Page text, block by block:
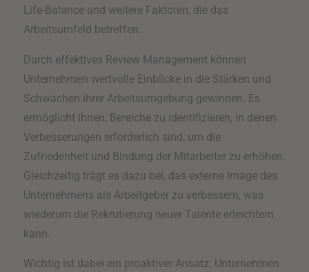
Life-Balance und weitere Faktoren, die das
Arbeitsumfeld betreffen.
Durch effektives Review Management können
Unternehmen wertvolle Einblicke in die Stärken und
Schwächen ihrer Arbeitsumgebung gewinnen. Es
ermöglicht ihnen, Bereiche zu identifizieren, in denen
Verbesserungen erforderlich sind, um die
Zufriedenheit und Bindung der Mitarbeiter zu erhöhen.
Gleichzeitig trägt es dazu bei, das externe Image des
Unternehmens als Arbeitgeber zu verbessern, was
wiederum die Rekrutierung neuer Talente erleichtern
kann.
Wichtig ist dabei ein proaktiver Ansatz: Unternehmen